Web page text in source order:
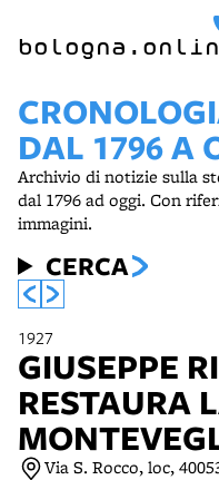
DAL 1796 A
Archivio di notizie sulla
dal 1796 ad oggi. Con
immagini.
CERCA
1927
GIUSEPPE
RESTAURA
Via S. Rocco, loc,